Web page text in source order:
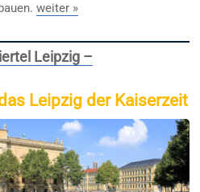
weiter »
Leipzig –
Leipzig der Kaiserzeit